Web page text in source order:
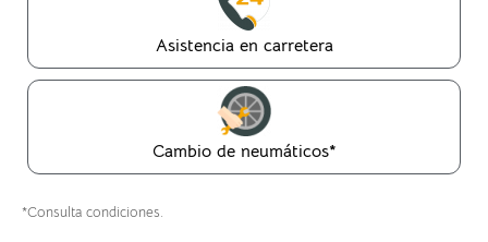
Asistencia en carretera
Cambio de neumáticos*
*Consulta condiciones.